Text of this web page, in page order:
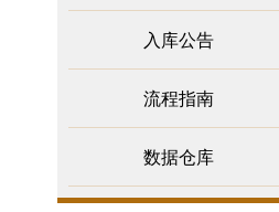
入库公告
流程指南
数据仓库